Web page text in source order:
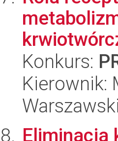
Konkurs:
Kierownik:
Eliminacja